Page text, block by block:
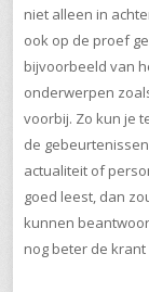
niet alleen in
ook op de proef
bijvoorbeeld van
onderwerpen
voorbij. Zo kun je
de
actualiteit of
goed leest, dan
kunnen
nog beter de